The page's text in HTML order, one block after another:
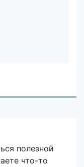
полезной
что-то